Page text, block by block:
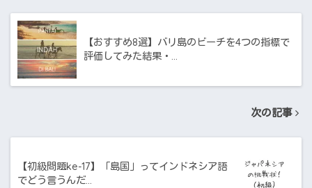
【おすすめ8選】バリ島のビーチを4つの指標で
評価してみた結果・…
次の記事
【初級問題ke-17】「島国」ってインドネシア語
でどう言うんだ…